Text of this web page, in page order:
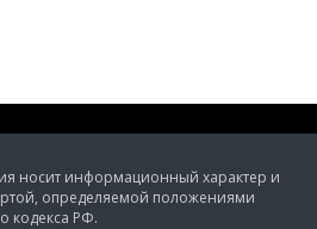
носит информационный характер и
определяемой положениями
кодекса РФ.